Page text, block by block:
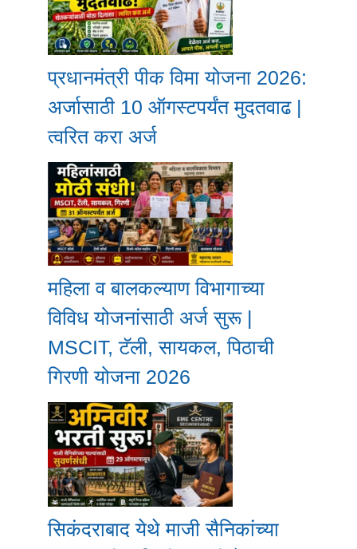
प्रधानमंत्री पीक विमा योजना 2026:
अर्जासाठी 10 ऑगस्टपर्यंत मुदतवाढ |
त्वरित करा अर्ज
महिला व बालकल्याण विभागाच्या
विविध योजनांसाठी अर्ज सुरू |
MSCIT, टॅली, सायकल, पिठाची
गिरणी योजना 2026
सिकंदराबाद येथे माजी सैनिकांच्या